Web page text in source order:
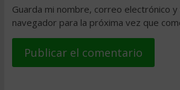
Guarda mi nombre, correo electrónico
navegador para la próxima vez que